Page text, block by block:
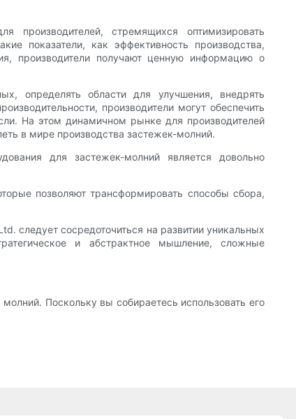
производителей, стремящихся оптимизировать
показатели, как эффективность производства,
производители получают ценную информацию о
определять области для улучшения, внедрять
производители могут обеспечить
На этом динамичном рынке для производителей
в мире производства застежек-молний.
для застежек-молний является довольно
позволяют трансформировать способы сбора,
следует сосредоточиться на развитии уникальных
и абстрактное мышление, сложные
Поскольку вы собираетесь использовать его